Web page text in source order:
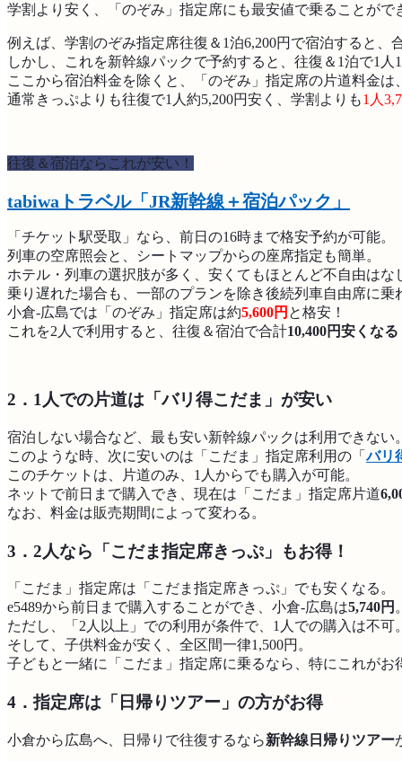
学割より安く、「のぞみ」指定席にも最安値で乗ることがで
例えば、学割のぞみ指定席往復＆1泊6,200円で宿泊すると、
しかし、これを新幹線パックで予約すると、往復＆1泊で1人
ここから宿泊料金を除くと、「のぞみ」指定席の片道料金は
通常きっぷよりも往復で1人約5,200円安く、学割よりも1人
往復＆宿泊ならこれが安い！
tabiwaトラベル「JR新幹線＋宿泊パック」
「チケット駅受取」なら、前日の16時まで格安予約が可能。
列車の空席照会と、シートマップからの座席指定も簡単。
ホテル・列車の選択肢が多く、安くてもほとんど不自由はな
乗り遅れた場合も、一部のプランを除き後続列車自由席に乗
小倉-広島では「のぞみ」指定席は約5,600円 と格安！
これを2人で利用すると、往復＆宿泊で合計10,400円安くなる
2．1人での片道は「バリ得こだま」が安い
宿泊しない場合など、最も安い新幹線パックは利用できない
このような時、次に安いのは「こだま」指定席利用の「バリ
このチケットは、片道のみ、1人からでも購入が可能。
ネットで前日まで購入でき、現在は「こだま」指定席片道
なお、料金は販売期間によって変わる。
3．2人なら「こだま指定席きっぷ」もお得！
「こだま」指定席は「こだま指定席きっぷ」でも安くなる。
e5489から前日まで購入することができ、小倉-広島は5,740円
ただし、「2人以上」での利用が条件で、1人での購入は不可
そして、子供料金が安く、全区間一律1,500円。
子どもと一緒に「こだま」指定席に乗るなら、特にこれがお
4．指定席は「日帰りツアー」の方がお得
小倉から広島へ、日帰りで往復するなら新幹線日帰りツアー